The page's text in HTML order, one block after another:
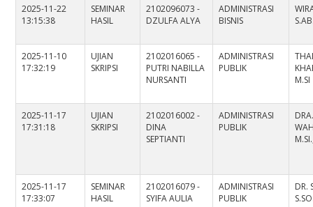
2025-11-22
13:15:38
SEMINAR
HASIL
2102096073 -
DZULFA ALYA
ADMINISTRASI
BISNIS
2025-11-10
17:32:19
UJIAN
SKRIPSI
2102016065 -
PUTRI NABILLA
NURSANTI
ADMINISTRASI
PUBLIK
M.SI
2025-11-17
17:31:18
UJIAN
SKRIPSI
2102016002 -
DINA
SEPTIANTI
ADMINISTRASI
PUBLIK
2025-11-17
17:33:07
SEMINAR
HASIL
2102016079 -
SYIFA AULIA
ADMINISTRASI
PUBLIK
DR.